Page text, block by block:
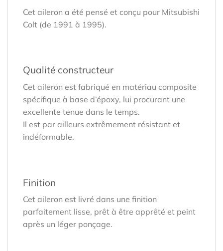
Cet aileron a été pensé et conçu pour Mitsubishi
Colt (de 1991 à 1995).
Qualité constructeur
Cet aileron est fabriqué en matériau composite
spécifique à base d’époxy, lui procurant une
excellente tenue dans le temps.
Il est par ailleurs extrêmement résistant et
indéformable.
Finition
Cet aileron est livré dans une finition
parfaitement lisse, prêt à être apprêté et peint
après un léger ponçage.